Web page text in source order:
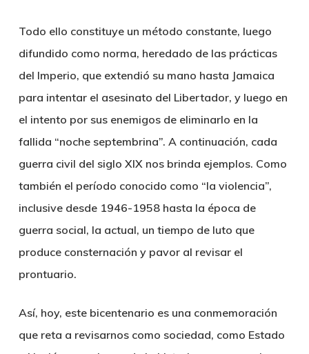
Todo ello constituye un método constante, luego
difundido como norma, heredado de las prácticas
del Imperio, que extendió su mano hasta Jamaica
para intentar el asesinato del Libertador, y luego en
el intento por sus enemigos de eliminarlo en la
fallida “noche septembrina”. A continuación, cada
guerra civil del siglo XIX nos brinda ejemplos. Como
también el período conocido como “la violencia”,
inclusive desde 1946-1958 hasta la época de
guerra social, la actual, un tiempo de luto que
produce consternación y pavor al revisar el
prontuario.
Así, hoy, este bicentenario es una conmemoración
que reta a revisarnos como sociedad, como Estado